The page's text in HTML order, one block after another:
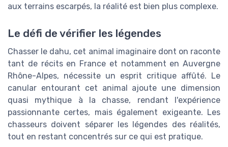
aux terrains escarpés, la réalité est bien plus complexe.
Le défi de vérifier les légendes
Chasser le dahu, cet animal imaginaire dont on raconte
tant de récits en France et notamment en Auvergne
Rhône-Alpes, nécessite un esprit critique affûté. Le
canular entourant cet animal ajoute une dimension
quasi mythique à la chasse, rendant l'expérience
passionnante certes, mais également exigeante. Les
chasseurs doivent séparer les légendes des réalités,
tout en restant concentrés sur ce qui est pratique.